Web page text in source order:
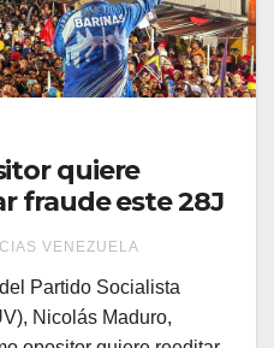
quiere
fraude este 28J
VENEZUELA
Partido Socialista
Nicolás Maduro,